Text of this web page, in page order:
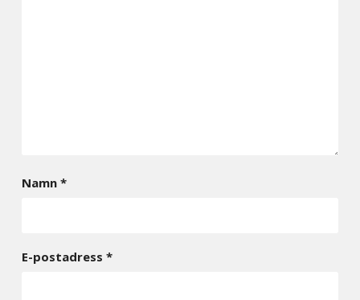
Namn *
E-postadress *